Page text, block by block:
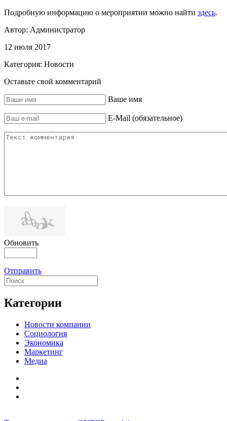
Подробную информацию о мероприятии можно найти здесь.
Автор: Администратор
12 июля 2017
Категория: Новости
Оставьте свой комментарий
Ваше имя
E-Mail (обязательное)
Обновить
Отправить
Категории
Новости компании
Социология
Экономика
Маркетинг
Медиа